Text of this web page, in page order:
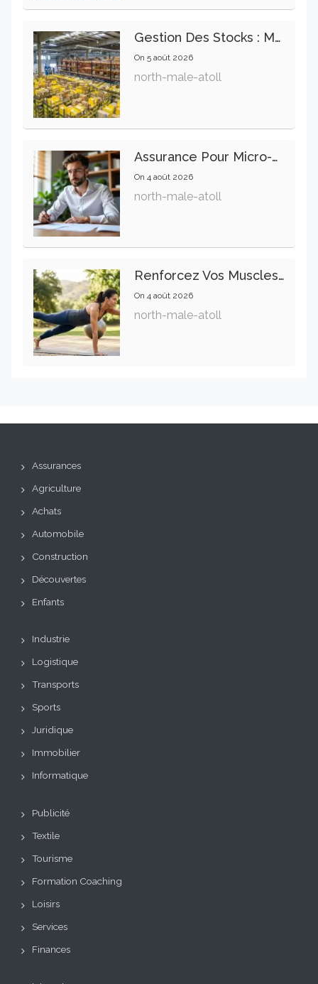
Gestion Des Stocks : Meilleures Pratiques Intralogistiques
On 5 août 2026
north-male-atoll
Assurance Pour Micro-Entrepreneur : Les Garanties Essentielles À Connaître
On 4 août 2026
north-male-atoll
Renforcez Vos Muscles Profonds Pour Apaiser Votre Mal De Dos
On 4 août 2026
north-male-atoll
Assurances
Agriculture
Achats
Automobile
Construction
Découvertes
Enfants
Industrie
Logistique
Transports
Sports
Juridique
Immobilier
Informatique
Publicité
Textile
Tourisme
Formation Coaching
Loisirs
Services
Finances